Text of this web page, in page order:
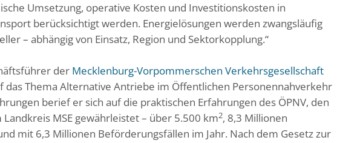
Umsetzung, operative Kosten und Investitionskosten in
berücksichtigt werden. Energielösungen werden zwangsläufig
– abhängig von Einsatz, Region und Sektorkopplung.“
der Mecklenburg-Vorpommerschen Verkehrsgesellschaft
das Thema Alternative Antriebe im Öffentlichen Personennahverkehr
berief er sich auf die praktischen Erfahrungen des ÖPNV, den
MSE gewährleistet – über 5.500 km2, 8,3 Millionen
mit 6,3 Millionen Beförderungsfällen im Jahr. Nach dem Gesetz zur